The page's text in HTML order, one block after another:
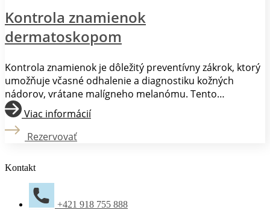
Kontrola znamienok
dermatoskopom
Kontrola znamienok je dôležitý preventívny zákrok, ktorý
umožňuje včasné odhalenie a diagnostiku kožných
nádorov, vrátane malígneho melanómu. Tento
neinvazívny postup využíva dermatoskopiu na presné
zmapovanie a vyhodnotenie kožných útvarov. Výsledkom
kontroly znamienok je predovšetkým uistenie, že sú vaše
riziko vzniku alebo rozvoja rakoviny kože a chrániť svoje
zdravie.
Viac informácií
Rezervovať
Kontakt
+421 918 755 888